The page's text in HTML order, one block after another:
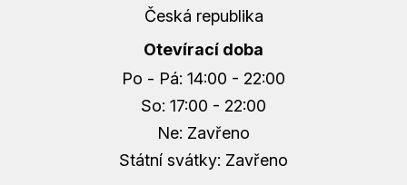
Česká republika
Otevírací doba
Po - Pá: 14:00 - 22:00
So: 17:00 - 22:00
Ne: Zavřeno
Státní svátky: Zavřeno